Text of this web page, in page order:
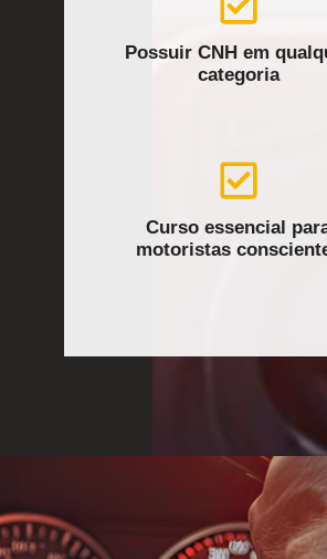
Possuir CNH em
categoria
Curso essencial
motoristas